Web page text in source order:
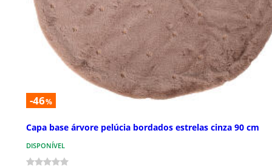
-46%
Capa base árvore pelúcia bordados estrelas cinza 90 cm
DISPONÍVEL